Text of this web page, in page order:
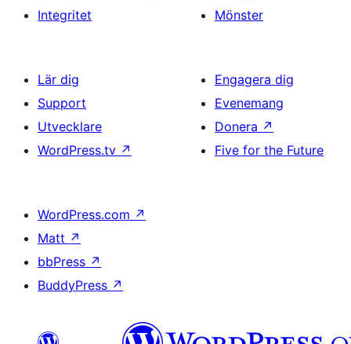
Integritet
Mönster
Lär dig
Support
Utvecklare
WordPress.tv ↗
Engagera dig
Evenemang
Donera ↗
Five for the Future
WordPress.com ↗
Matt ↗
bbPress ↗
BuddyPress ↗